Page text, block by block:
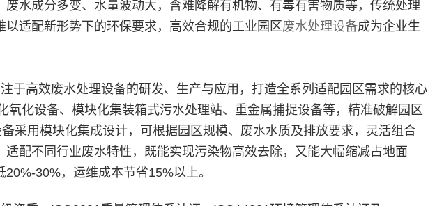
水成分多变、水量波动大，含难降解有机物、有毒有害物质等，传统处理
适配新形势下的环保要求，高效合规的工业园区废水处理设备成为企业生
于高效废水处理设备的研发、生产与应用，打造全系列适配园区需求的核心
氧化设备、模块化集装箱式污水处理站、重金属捕捉设备等，精准破解园区
采用模块化集成设计，可根据园区规模、废水水质及排放要求，灵活组合
配不同行业废水特性，既能实现污染物高效去除，又能大幅缩减占地面
30%，运维成本节省15%以上。